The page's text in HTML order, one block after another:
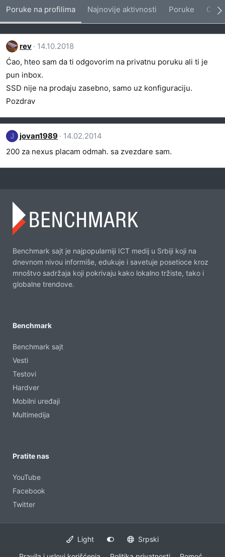
Poruke na profilima Najnovije aktivnosti Poruke O
rev
14.10.2018
Ćao, hteo sam da ti odgovorim na privatnu poruku ali ti je
pun inbox.
SSD nije na prodaju zasebno, samo uz konfiguraciju.
Pozdrav
J jovan1989
14.02.2014
200 za nexus placam odmah. sa zvezdare sam.
Benchmark sajt je najpopularniji ICT medij u Srbiji koji na
dnevnom nivou informiše, edukuje i savetuje posetioce kroz
mnoštvo sadržaja koji pokrivaju kako lokalno tržiste, tako i
globalne trendove.
Benchmark
Benchmark sajt
Vesti
Testovi
Hardver
Mobilni uređaji
Multimedija
Pratite nas
YouTube
Facebook
Twitter
Light
Srpski